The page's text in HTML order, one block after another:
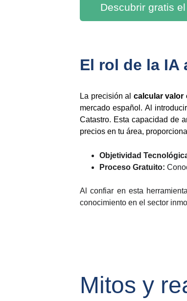
Descubrir gratis
El rol de la IA
La precisión al calcular valor
mercado español. Al
Catastro. Esta capacidad de
precios en tu área,
Objetividad
Proceso Gratuito:
Al confiar en esta
conocimiento en el sector
Mitos y